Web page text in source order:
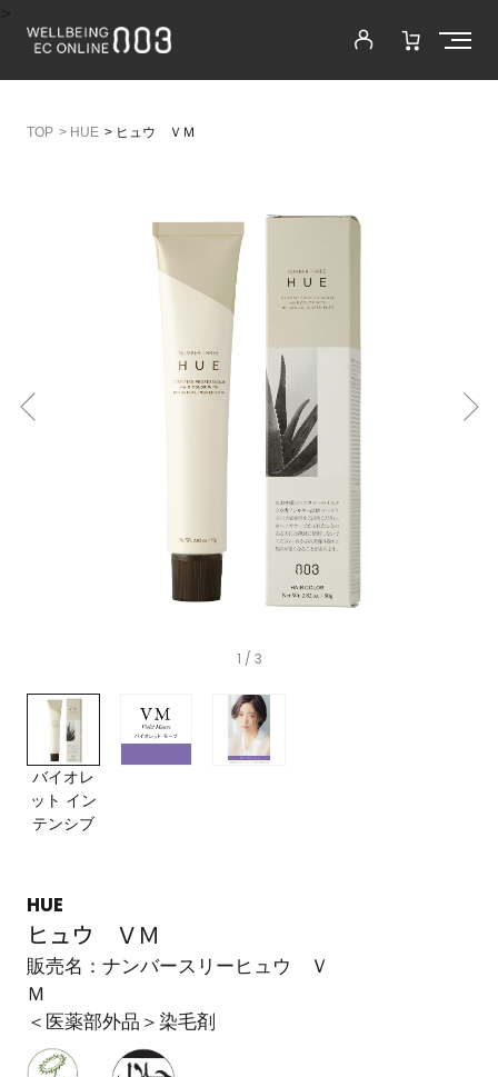
> HUE > ヒュウ ＶＭ
1 / 3
バイオレ
ット イン
テンシブ
HUE
ヒュウ ＶＭ
販売名：ナンバースリーヒュウ Ｖ
＜医薬部外品＞染毛剤